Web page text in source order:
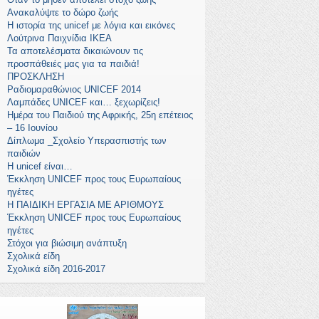
Ανακαλύψτε το δώρο ζωής
Η ιστορία της unicef με λόγια και εικόνες
Λούτρινα Παιχνίδια ΙΚΕΑ
Τα αποτελέσματα δικαιώνουν τις
προσπάθειές μας για τα παιδιά!
ΠΡΟΣΚΛΗΣΗ
Ραδιομαραθώνιος UNICEF 2014
Λαμπάδες UNICEF και… ξεχωρίζεις!
Ημέρα του Παιδιού της Αφρικής, 25η επέτειος
– 16 Ιουνίου
Δίπλωμα _Σχολείο Υπερασπιστής των
παιδιών
Η unicef είναι…
Έκκληση UNICEF προς τους Ευρωπαίους
ηγέτες
Η ΠΑΙΔΙΚΗ ΕΡΓΑΣΙΑ ΜΕ ΑΡΙΘΜΟΥΣ
Έκκληση UNICEF προς τους Ευρωπαίους
ηγέτες
Στόχοι για βιώσιμη ανάπτυξη
Σχολικά είδη
Σχολικά είδη 2016-2017